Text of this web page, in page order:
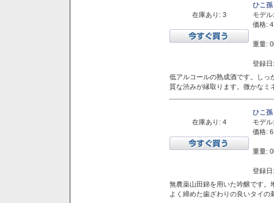
在庫あり: 3
ひこ
モデル:
価格:
重量:
登録
低アルコールの熟成酒です。しっ
質な渋みが縁取ります。微かなミ
在庫あり: 4
ひこ
モデル:
価格:
重量:
登録
無農薬山田錦を用いた吟醸です
よく締めた歯ざわりの良いタイ